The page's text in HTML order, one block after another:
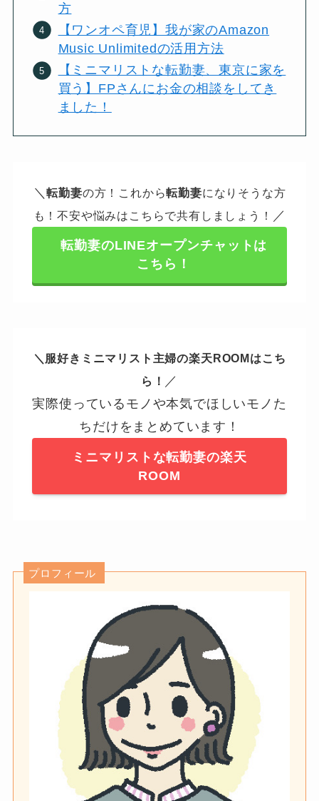
方
【ワンオペ育児】我が家のAmazon
Music Unlimitedの活用方法
【ミニマリストな転勤妻、東京に家を
買う】FPさんにお金の相談をしてき
ました！
＼転勤妻の方！これから転勤妻になりそうな方
も！不安や悩みはこちらで共有しましょう！
／
転勤妻のLINEオープンチャットは
こちら！
＼服好きミニマリスト主婦の楽天ROOMはこち
ら！ ／
実際使っているモノや本気でほしいモノた
ちだけをまとめています！
ミニマリストな転勤妻の楽天
ROOM
プロフィール